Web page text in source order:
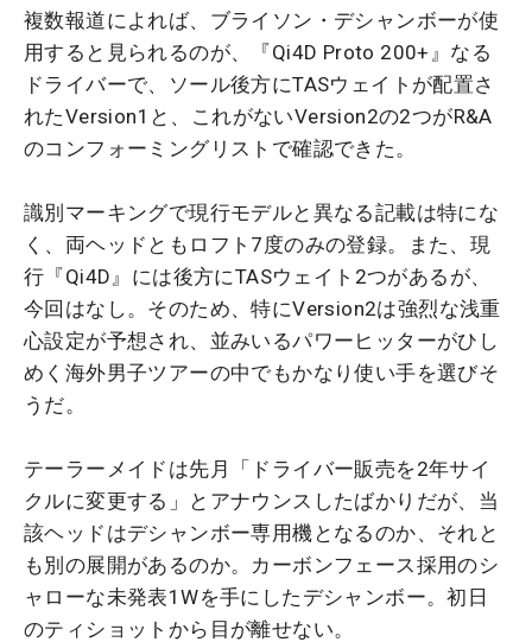
複数報道によれば、ブライソン・デシャンボーが使
用すると見られるのが、『Qi4D Proto 200+』なる
ドライバーで、ソール後方にTASウェイトが配置さ
れたVersion1と、これがないVersion2の2つがR&A
のコンフォーミングリストで確認できた。
識別マーキングで現行モデルと異なる記載は特にな
く、両ヘッドともロフト7度のみの登録。また、現
行『Qi4D』には後方にTASウェイト2つがあるが、
今回はなし。そのため、特にVersion2は強烈な浅重
心設定が予想され、並みいるパワーヒッターがひし
めく海外男子ツアーの中でもかなり使い手を選びそ
うだ。
テーラーメイドは先月「ドライバー販売を2年サイ
クルに変更する」とアナウンスしたばかりだが、当
該ヘッドはデシャンボー専用機となるのか、それと
も別の展開があるのか。カーボンフェース採用のシ
ャローな未発表1Wを手にしたデシャンボー。初日
のティショットから目が離せない。